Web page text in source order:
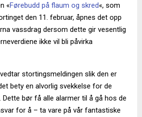
«Førebudd på flaum og skred«, som
den 11. februar, åpnes det opp
vassdrag dersom dette gir vesentlig
ikke vil bli påvirka
stortingsmeldingen slik den er
bety en alvorlig svekkelse for de
Dette bør få alle alarmer til å gå hos de
for å – ta vare på vår fantastiske